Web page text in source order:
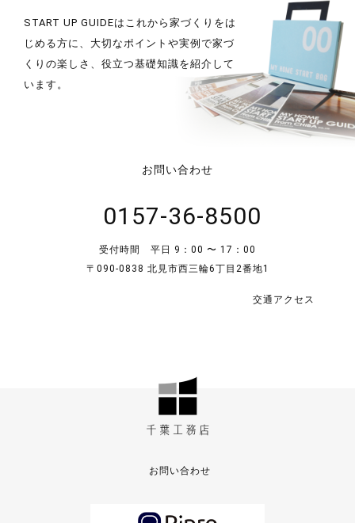
START UP GUIDEはこれから家づくりをは
じめる方に、大切なポイントや実例で家づ
くりの楽しさ、役立つ基礎知識を紹介して
います。
お問い合わせ
0157-36-8500
受付時間 平日 9：00 〜 17：00
〒090-0838 北見市西三輪6丁目2番地1
交通アクセス
お問い合わせ